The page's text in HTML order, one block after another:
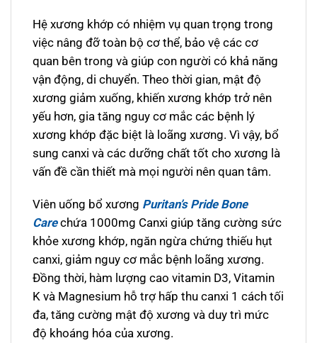
Hệ xương khớp có nhiệm vụ quan trọng trong
việc nâng đỡ toàn bộ cơ thể, bảo vệ các cơ
quan bên trong và giúp con người có khả năng
vận động, di chuyển. Theo thời gian, mật độ
xương giảm xuống, khiến xương khớp trở nên
yếu hơn, gia tăng nguy cơ mắc các bệnh lý
xương khớp đặc biệt là loãng xương. Vì vậy, bổ
sung canxi và các dưỡng chất tốt cho xương là
vấn đề cần thiết mà mọi người nên quan tâm.
Viên uống bổ xương Puritan’s Pride Bone
Carechứa 1000mg Canxi giúp tăng cường sức
khỏe xương khớp, ngăn ngừa chứng thiếu hụt
canxi, giảm nguy cơ mắc bệnh loãng xương.
Đồng thời, hàm lượng cao vitamin D3, Vitamin
K và Magnesium hỗ trợ hấp thu canxi 1 cách tối
đa, tăng cường mật độ xương và duy trì mức
độ khoáng hóa của xương.